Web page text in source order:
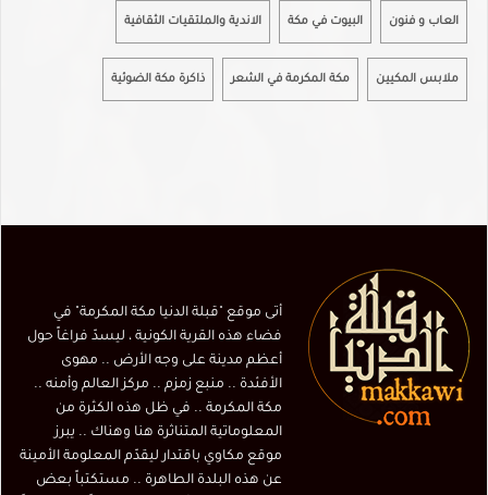
العاب و فنون البيوت في مكة الاندية والملتقيات الثقافية
ملابس المكيين مكة المكرمة في الشعر ذاكرة مكة الضوئية
أتى موقع "قبلة الدنيا مكة المكرمة" في
فضاء هذه القرية الكونية ، ليسدّ فراغاً حول
أعظم مدينة على وجه الأرض .. مهوى
الأفئدة .. منبع زمزم .. مركز العالم وأمنه ..
مكة المكرمة .. في ظل هذه الكثرة من
المعلوماتية المتناثرة هنا وهناك .. يبرز
موقع مكاوي باقتدار ليقدّم المعلومة الأمينة
عن هذه البلدة الطاهرة .. مستكتباً بعض